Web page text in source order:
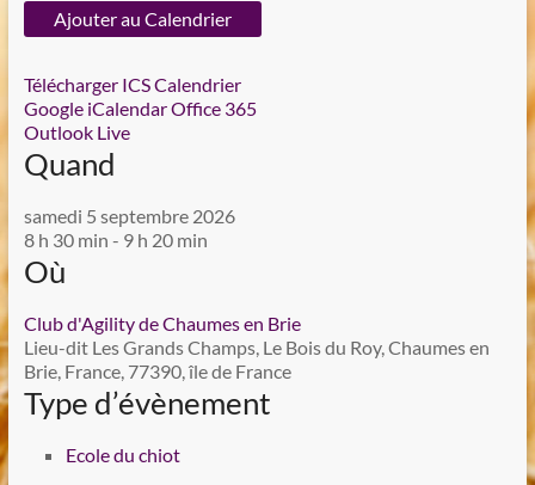
Ajouter au Calendrier
Télécharger ICSCalendrier
Google iCalendarOffice 365
Outlook Live
Quand
samedi 5 septembre 2026
8 h 30 min - 9 h 20 min
Où
Club d'Agility de Chaumes en Brie
Lieu-dit Les Grands Champs, Le Bois du Roy, Chaumes en
Brie, France, 77390, île de France
Type d’évènement
Ecole du chiot